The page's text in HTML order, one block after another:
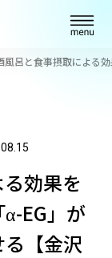
風呂と食事摂取による
効果を
EG」が
【金沢